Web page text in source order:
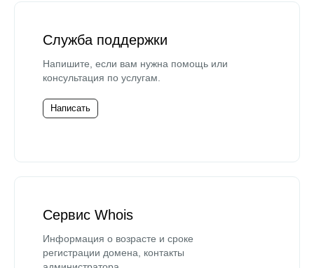
Служба поддержки
Напишите, если вам нужна помощь или
консультация по услугам.
Написать
Сервис Whois
Информация о возрасте и сроке
регистрации домена, контакты